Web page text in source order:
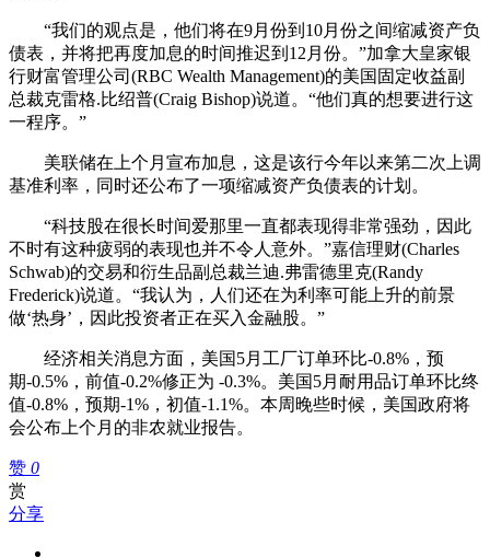
“我们的观点是，他们将在9月份到10月份之间缩减资产负
债表，并将把再度加息的时间推迟到12月份。”加拿大皇家银
行财富管理公司(RBC Wealth Management)的美国固定收益副
总裁克雷格.比绍普(Craig Bishop)说道。“他们真的想要进行这
一程序。”
美联储在上个月宣布加息，这是该行今年以来第二次上调
基准利率，同时还公布了一项缩减资产负债表的计划。
“科技股在很长时间爱那里一直都表现得非常强劲，因此
不时有这种疲弱的表现也并不令人意外。”嘉信理财(Charles
Schwab)的交易和衍生品副总裁兰迪.弗雷德里克(Randy
Frederick)说道。“我认为，人们还在为利率可能上升的前景
做‘热身’，因此投资者正在买入金融股。”
经济相关消息方面，美国5月工厂订单环比-0.8%，预
期-0.5%，前值-0.2%修正为 -0.3%。美国5月耐用品订单环比终
值-0.8%，预期-1%，初值-1.1%。本周晚些时候，美国政府将
会公布上个月的非农就业报告。
赞 0
赏
分享